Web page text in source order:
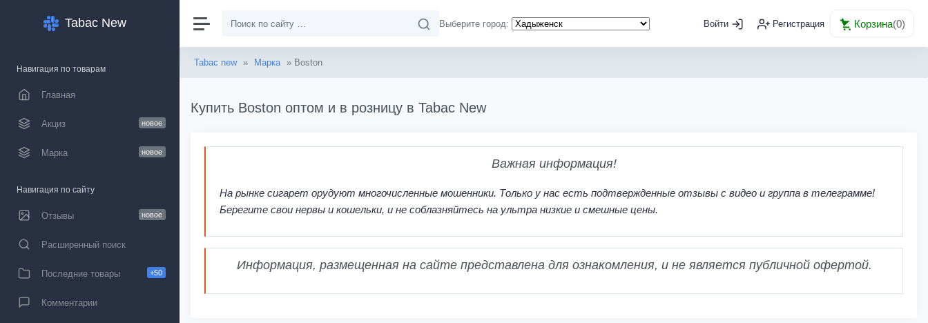
Tabac New
Навигация по товарам
Главная
Акциз новое
Марка новое
Навигация по сайту
Отзывы новое
Расширенный поиск
Последние товары +50
Комментарии
Выберите город: Войти Регистрация Корзина(0)
Tabac new » Марка » Boston
Купить Boston оптом и в розницу в Tabac New
Важная информация!
На рынке сигарет орудуют многочисленные мошенники. Только у нас есть подтвержденные отзывы с видео и группа в телеграмме!
Берегите свои нервы и кошельки, и не соблазняйтесь на ультра низкие и смешные цены.
Информация, размещенная на сайте представлена для ознакомления, и не является публичной офертой.